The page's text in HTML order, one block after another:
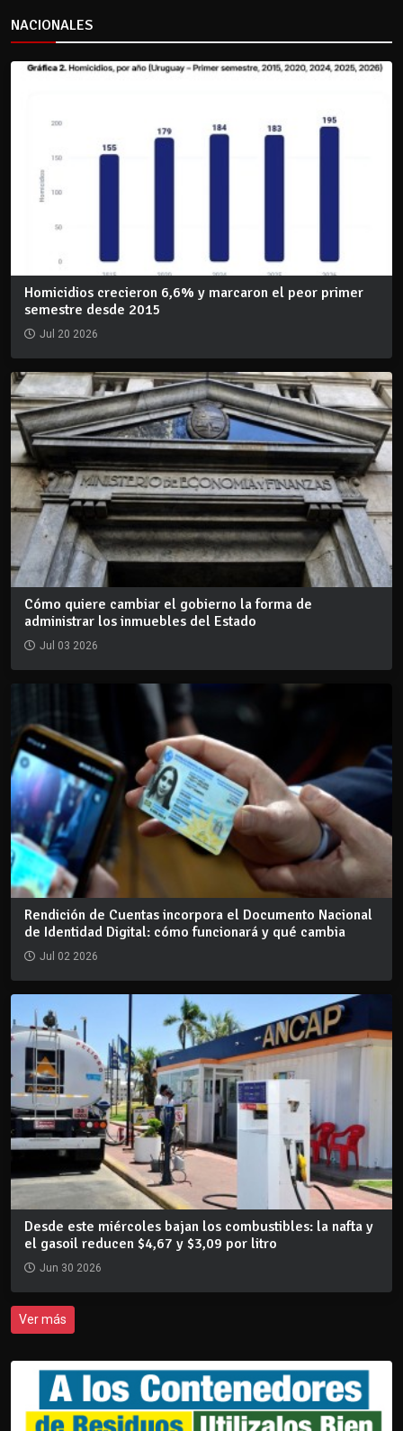
NACIONALES
Homicidios crecieron 6,6% y marcaron el peor primer
semestre desde 2015
Jul 20 2026
Cómo quiere cambiar el gobierno la forma de
administrar los inmuebles del Estado
Jul 03 2026
Rendición de Cuentas incorpora el Documento Nacional
de Identidad Digital: cómo funcionará y qué cambia
Jul 02 2026
Desde este miércoles bajan los combustibles: la nafta y
el gasoil reducen $4,67 y $3,09 por litro
Jun 30 2026
Ver más